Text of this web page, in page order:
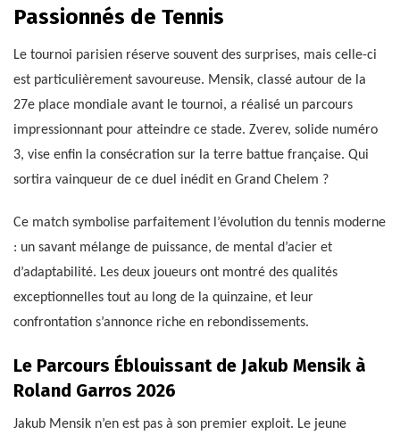
Passionnés de Tennis
Le tournoi parisien réserve souvent des surprises, mais celle-ci
est particulièrement savoureuse. Mensik, classé autour de la
27e place mondiale avant le tournoi, a réalisé un parcours
impressionnant pour atteindre ce stade. Zverev, solide numéro
3, vise enfin la consécration sur la terre battue française. Qui
sortira vainqueur de ce duel inédit en Grand Chelem ?
Ce match symbolise parfaitement l’évolution du tennis moderne
: un savant mélange de puissance, de mental d’acier et
d’adaptabilité. Les deux joueurs ont montré des qualités
exceptionnelles tout au long de la quinzaine, et leur
confrontation s’annonce riche en rebondissements.
Le Parcours Éblouissant de Jakub Mensik à
Roland Garros 2026
Jakub Mensik n’en est pas à son premier exploit. Le jeune